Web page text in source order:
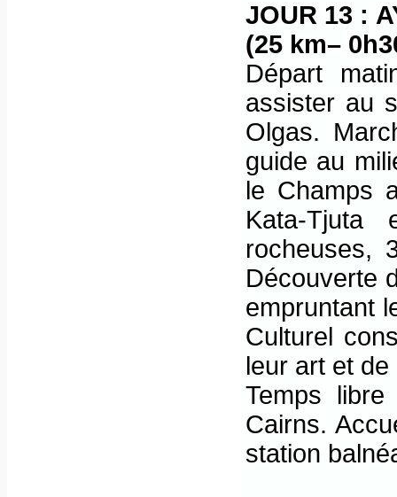
JOUR 13 :
(25 km–
Départ
assister au
Olgas.
guide au
le Champs
Kata-Tjuta
rocheuses,
Découverte
empruntant
Culturel
leur art et de
Temps
Cairns.
station